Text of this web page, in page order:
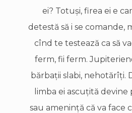
ei? Totuşi, firea ei e
detestă să i se comande,
cînd te testează ca să
ferm, fii ferm.
bărbaţii slabi, nehotărîţi.
limba ei ascuţită devine
sau ameninţă că va face